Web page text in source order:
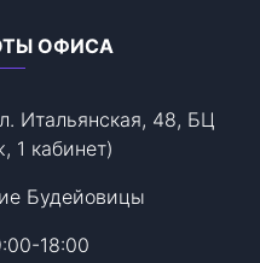
ОФИСА
Итальянская, 48, БЦ
1 кабинет)
Будейовицы
18:00